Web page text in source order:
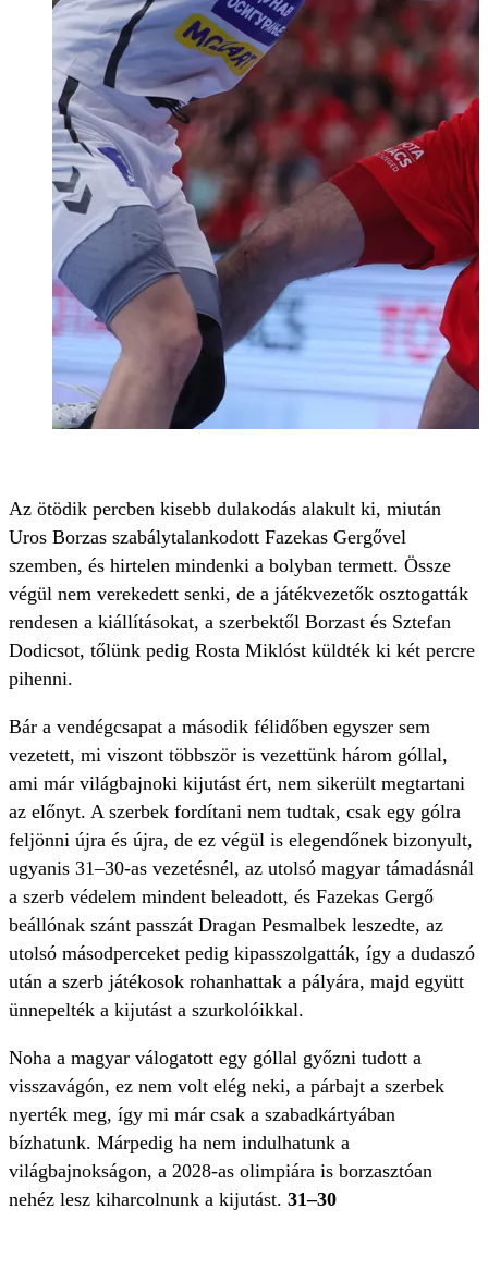
Az ötödik percben kisebb dulakodás alakult ki, miután
Uros Borzas szabálytalankodott Fazekas Gergővel
szemben, és hirtelen mindenki a bolyban termett. Össze
végül nem verekedett senki, de a játékvezetők osztogatták
rendesen a kiállításokat, a szerbektől Borzast és Sztefan
Dodicsot, tőlünk pedig Rosta Miklóst küldték ki két percre
pihenni.
Bár a vendégcsapat a második félidőben egyszer sem
vezetett, mi viszont többször is vezettünk három góllal,
ami már világbajnoki kijutást ért, nem sikerült megtartani
az előnyt. A szerbek fordítani nem tudtak, csak egy gólra
feljönni újra és újra, de ez végül is elegendőnek bizonyult,
ugyanis 31–30-as vezetésnél, az utolsó magyar támadásnál
a szerb védelem mindent beleadott, és Fazekas Gergő
beállónak szánt passzát Dragan Pesmalbek leszedte, az
utolsó másodperceket pedig kipasszolgatták, így a dudaszó
után a szerb játékosok rohanhattak a pályára, majd együtt
ünnepelték a kijutást a szurkolóikkal.
Noha a magyar válogatott egy góllal győzni tudott a
visszavágón, ez nem volt elég neki, a párbajt a szerbek
nyerték meg, így mi már csak a szabadkártyában
bízhatunk. Márpedig ha nem indulhatunk a
világbajnokságon, a 2028-as olimpiára is borzasztóan
nehéz lesz kiharcolnunk a kijutást. 31–30